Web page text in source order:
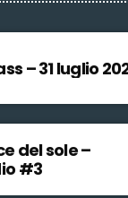
– 31 luglio
del sole –
#3